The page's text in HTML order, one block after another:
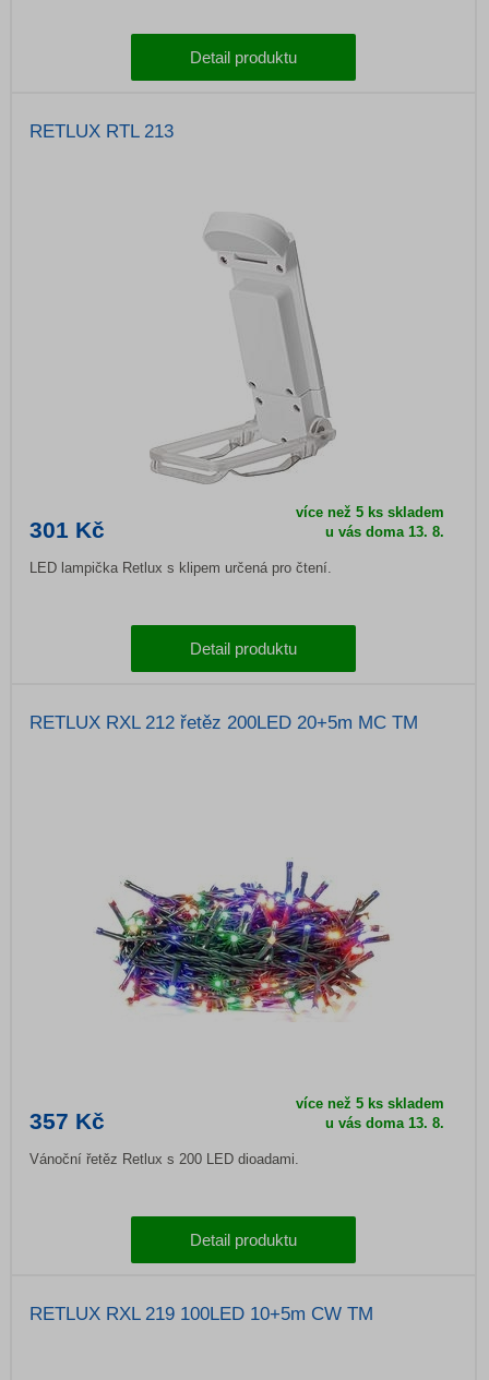
Detail produktu
RETLUX RTL 213
301 Kč
více než 5 ks skladem
u vás doma 13. 8.
LED lampička Retlux s klipem určená pro čtení.
Detail produktu
RETLUX RXL 212 řetěz 200LED 20+5m MC TM
357 Kč
více než 5 ks skladem
u vás doma 13. 8.
Vánoční řetěz Retlux s 200 LED dioadami.
Detail produktu
RETLUX RXL 219 100LED 10+5m CW TM